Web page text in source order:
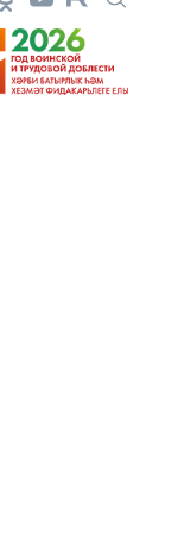
Поколение будущего